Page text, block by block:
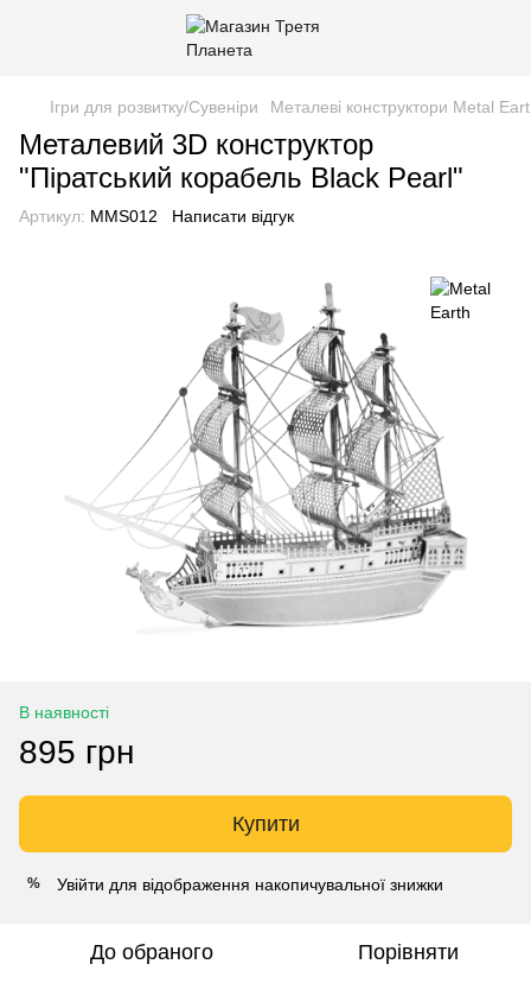
Ігри для розвитку/Сувеніри Металеві конструктори Metal
Металевий 3D конструктор
"Піратський корабель Black Pearl"
Артикул: MMS012 Написати відгук
В наявності
895 грн
Купити
% Увійти для відображення накопичувальної знижки
До обраного Порівняти